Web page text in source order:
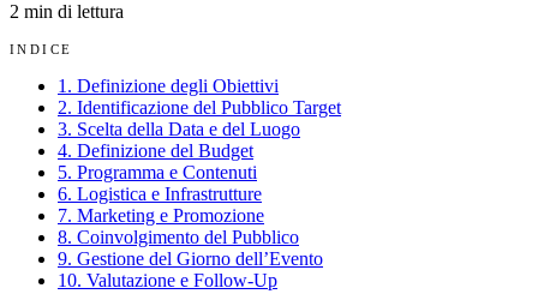
2 min di lettura
INDICE
1. Definizione degli Obiettivi
2. Identificazione del Pubblico Target
3. Scelta della Data e del Luogo
4. Definizione del Budget
5. Programma e Contenuti
6. Logistica e Infrastrutture
7. Marketing e Promozione
8. Coinvolgimento del Pubblico
9. Gestione del Giorno dell’Evento
10. Valutazione e Follow-Up